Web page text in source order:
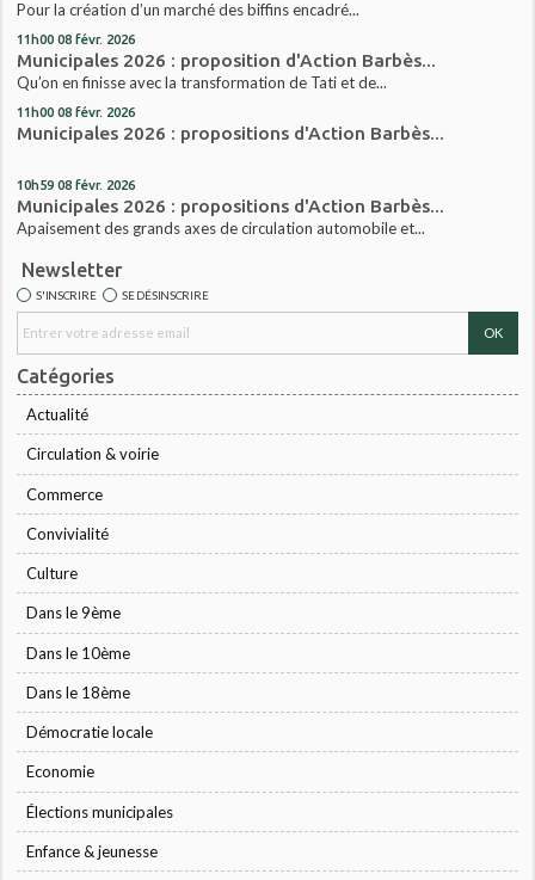
Pour la création d’un marché des biffins encadré...
11h00 08 févr. 2026
Municipales 2026 : proposition d'Action Barbès...
Qu’on en finisse avec la transformation de Tati et de...
11h00 08 févr. 2026
Municipales 2026 : propositions d'Action Barbès...
10h59 08 févr. 2026
Municipales 2026 : propositions d'Action Barbès...
Apaisement des grands axes de circulation automobile et...
Newsletter
S'INSCRIRE SE DÉSINSCRIRE
Catégories
Actualité
Circulation & voirie
Commerce
Convivialité
Culture
Dans le 9ème
Dans le 10ème
Dans le 18ème
Démocratie locale
Economie
Élections municipales
Enfance & jeunesse